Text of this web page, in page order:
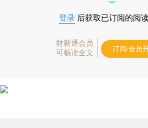
登录 后获取已订阅的阅
财新通会员
可畅读全文
订阅/会员